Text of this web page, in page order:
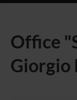
Office
Giorgio